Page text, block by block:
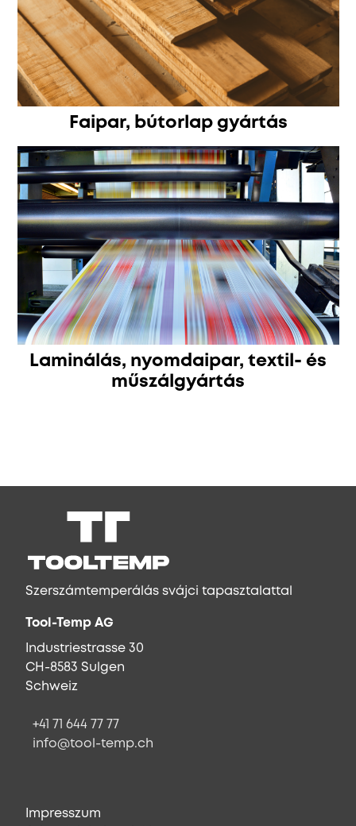
Faipar, bútorlap gyártás
Laminálás, nyomdaipar, textil- és
műszálgyártás
Szerszámtemperálás svájci tapasztalattal
Tool-Temp AG
Industriestrasse 30
CH-8583 Sulgen
Schweiz
+41 71 644 77 77
info@tool-temp.ch
Impresszum